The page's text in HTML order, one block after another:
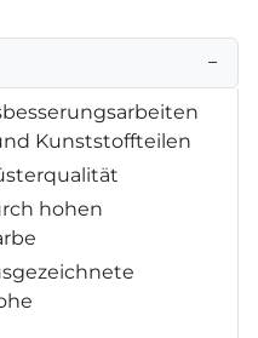
−
Kunststoffteilen
hohen